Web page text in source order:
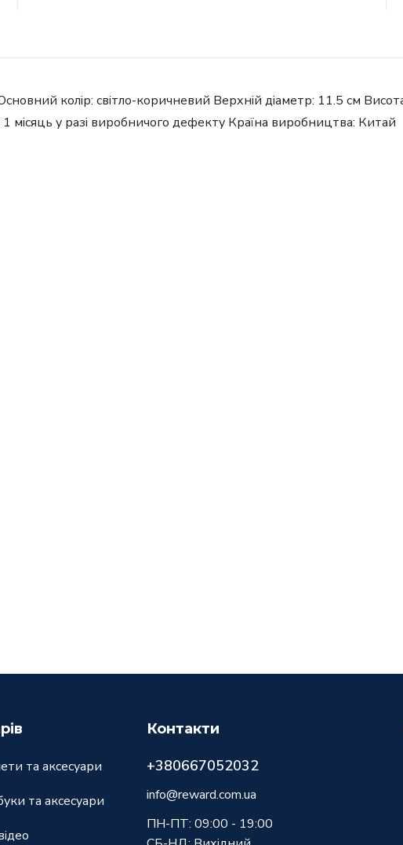
колір: світло-коричневий Верхній діаметр: 11.5 см
1 місяць у разі виробничого дефекту Країна виробництва: Китай
та аксесуари
та аксесуари
Контакти
+380667052032
info@reward.com.ua
ПН-ПТ: 09:00 - 19:00